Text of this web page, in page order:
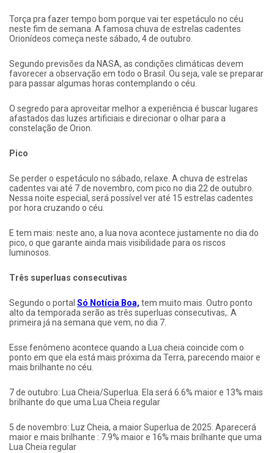
Torça pra fazer tempo bom porque vai ter espetáculo no céu
neste fim de semana. A famosa chuva de estrelas cadentes
Orionídeos começa neste sábado, 4 de outubro.
Segundo previsões da NASA, as condições climáticas devem
favorecer a observação em todo o Brasil. Ou seja, vale se preparar
para passar algumas horas contemplando o céu.
O segredo para aproveitar melhor a experiência é buscar lugares
afastados das luzes artificiais e direcionar o olhar para a
constelação de Orion.
Pico
Se perder o espetáculo no sábado, relaxe. A chuva de estrelas
cadentes vai até 7 de novembro, com pico no dia 22 de outubro.
Nessa noite especial, será possível ver até 15 estrelas cadentes
por hora cruzando o céu.
E tem mais: neste ano, a lua nova acontece justamente no dia do
pico, o que garante ainda mais visibilidade para os riscos
luminosos.
Três superluas consecutivas
Segundo o portal Só Notícia Boa, tem muito mais. Outro ponto
alto da temporada serão as três superluas consecutivas,. A
primeira já na semana que vem, no dia 7.
Esse fenômeno acontece quando a Lua cheia coincide com o
ponto em que ela está mais próxima da Terra, parecendo maior e
mais brilhante no céu.
7 de outubro: Lua Cheia/Superlua. Ela será 6.6% maior e 13% mais
brilhante do que uma Lua Cheia regular
5 de novembro: Luz Cheia, a maior Superlua de 2025. Aparecerá
maior e mais brilhante : 7.9% maior e 16% mais brilhante que uma
Lua Cheia regular